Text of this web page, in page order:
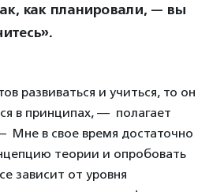
как планировали, — вы
развиваться и учиться, то он
в принципах, — полагает
Мне в свое время достаточно
теории и опробовать
зависит от уровня